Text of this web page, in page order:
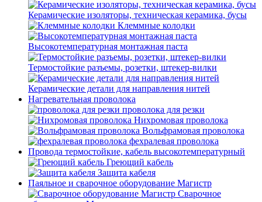
Керамические изоляторы, техническая керамика, бусы
Клеммные колодки
Высокотемпературная монтажная паста
Термостойкие разъемы, розетки, штекер-вилки
Керамические детали для направления нитей
Нагревательная проволока
проволока для резки
Нихромовая проволока
Вольфрамовая проволока
фехралевая проволока
Провода термостойкие, кабель высокотемпературный
Греющий кабель
Защита кабеля
Паяльное и сварочное оборудование Магистр
Сварочное